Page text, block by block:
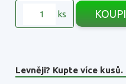
ks
Levněji? Kupte více kusů.